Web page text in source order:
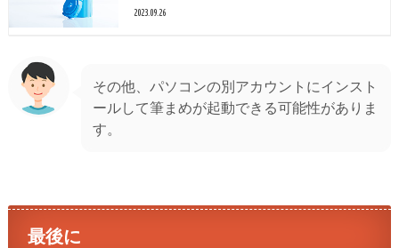
2023.09.26
その他、パソコンの別アカウントにインスト
ールして筆まめが起動できる可能性がありま
す。
最後に